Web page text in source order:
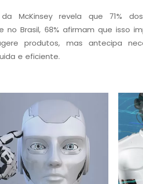
McKinsey revela que 71%
no Brasil, 68% afirmam que isso
produtos, mas antecipa
e eficiente.